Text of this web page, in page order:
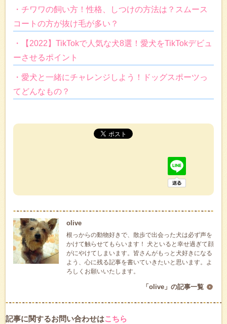
・チワワの飼い方！性格、しつけの方法は？スムース
コートの方が抜け毛が多い？
・【2022】TikTokで人気な犬8選！愛犬をTikTokデビュ
ーさせるポイント
・愛犬と一緒にチャレンジしよう！ドッグスポーツっ
てどんなもの？
olive
根っからの動物好きで、散歩で出会った犬は必ず声を
かけて触らせてもらいます！ 犬といると幸せ過ぎて顔
がにやけてしまいます。皆さんがもっと犬好きになる
よう、心に残る記事を書いていきたいと思います。よ
ろしくお願いいたします。
「olive」の記事一覧
記事に関するお問い合わせはこちら